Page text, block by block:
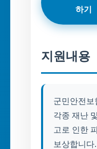
하기
지원내용
군민안전보
각종 재난
고로 인한
보상합니다